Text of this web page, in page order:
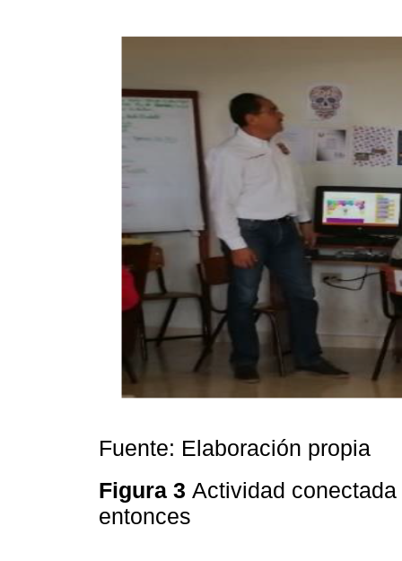
Fuente: Elaboración propia
Figura 3 Actividad
entonces